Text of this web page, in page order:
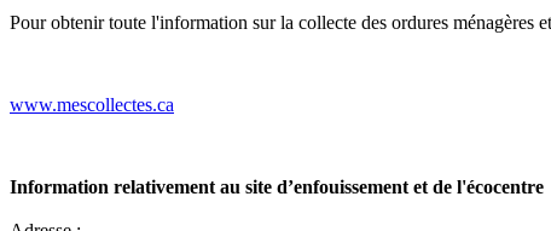
Pour obtenir toute l'information sur la collecte des ordures ménagères
www.mescollectes.ca
Information relativement au site d’enfouissement et de l'écocentre